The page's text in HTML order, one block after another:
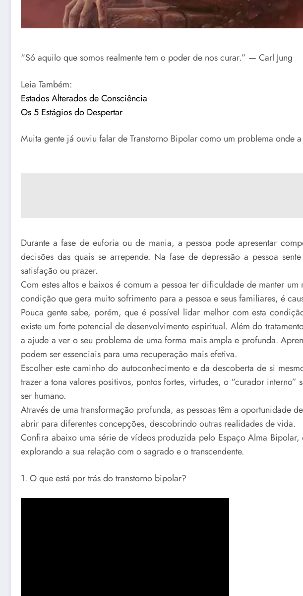
“Só aquilo que somos realmente tem o poder de nos curar.” — Carl Jung
Leia Também:
Estados Alterados de Consciência
Os 5 Estágios do Despertar
Muita gente já ouviu falar de Transtorno Bipolar como um problema onde
Durante a fase de euforia ou de mania, a pessoa pode apresentar
decisões das quais se arrepende. Na fase de depressão a pessoa
satisfação ou prazer.
Com estes altos e baixos é comum a pessoa ter dificuldade de manter
condição que gera muito sofrimento para a pessoa e seus familiares, é
Pouca gente sabe, porém, que é possível lidar melhor com esta
existe um forte potencial de desenvolvimento espiritual. Além do
a ajude a ver o seu problema de uma forma mais ampla e profunda.
podem ser essenciais para uma recuperação mais efetiva.
Escolher este caminho do autoconhecimento e da descoberta de si
trazer a tona valores positivos, pontos fortes, virtudes, o “curador
ser humano.
Através de uma transformação profunda, as pessoas têm a oportunidade
abrir para diferentes concepções, descobrindo outras realidades de vida.
Confira abaixo uma série de vídeos produzida pelo Espaço Alma Bipolar,
explorando a sua relação com o sagrado e o transcendente.
1. O que está por trás do transtorno bipolar?